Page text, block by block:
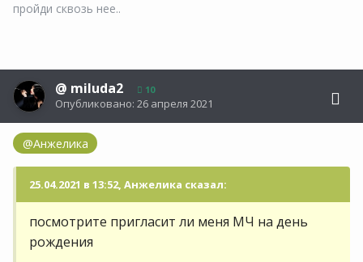
пройди сквозь нее..
@ miluda2 10
Опубликовано: 26 апреля 2021
@Анжелика
25.04.2021 в 13:52, Анжелика сказал:
посмотрите пригласит ли меня МЧ на день
рождения